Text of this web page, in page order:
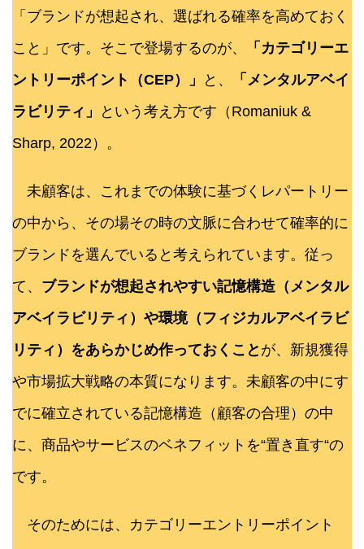
「ブランドが想起され、選ばれる確率を高めておく
こと」です。そこで登場するのが、
「カテゴリーエ
ントリーポイント（CEP）」
と、
「メンタルアベイ
ラビリティ」
という考え方です（Romaniuk &
Sharp, 2022）。
未顧客は、これまでの体験に基づくレパートリー
の中から、その場その時の文脈に合わせて確率的に
ブランドを選んでいると考えられています。従っ
て、 ブランドが想起されやすい記憶構造（メンタル
アベイラビリティ）や環境（フィジカルアベイラビ
リティ）をあらかじめ作っておくこと が、新規獲得
や市場拡大戦略の本質になります。未顧客の中にす
でに確立されている記憶構造（顧客の合理）の中
に、商品やサービスのベネフィットを“置き直す“の
です。
そのためには、カテゴリーエントリーポイント